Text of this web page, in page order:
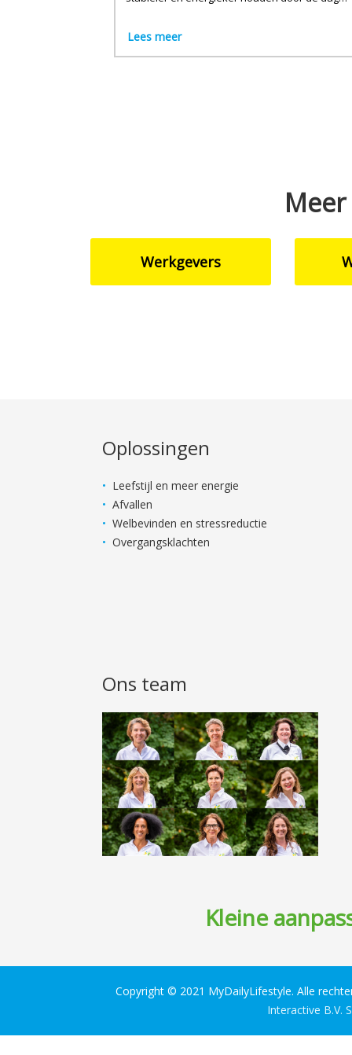
Lees meer
Werkgevers
Oplossingen
Leefstijl en meer energie
Afvallen
Welbevinden en stressreductie
Overgangsklachten
Ons team
Kleine
Copyright © 2021 MyDailyLifestyle. Alle
Interactive B.V.